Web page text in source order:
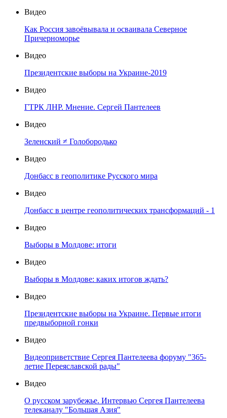
Видео
Как Россия завоёвывала и осваивала Северное
Причерноморье
Видео
Президентские выборы на Украине-2019
Видео
ГТРК ЛНР. Мнение. Сергей Пантелеев
Видео
Зеленский ≠ Голобородько
Видео
Донбасс в геополитике Русского мира
Видео
Донбасс в центре геополитических трансформаций - 1
Видео
Выборы в Молдове: итоги
Видео
Выборы в Молдове: каких итогов ждать?
Видео
Президентские выборы на Украине. Первые итоги
предвыборной гонки
Видео
Видеоприветствие Сергея Пантелеева форуму "365-
летие Переяславской рады"
Видео
О русском зарубежье. Интервью Сергея Пантелеева
телеканалу "Большая Азия"